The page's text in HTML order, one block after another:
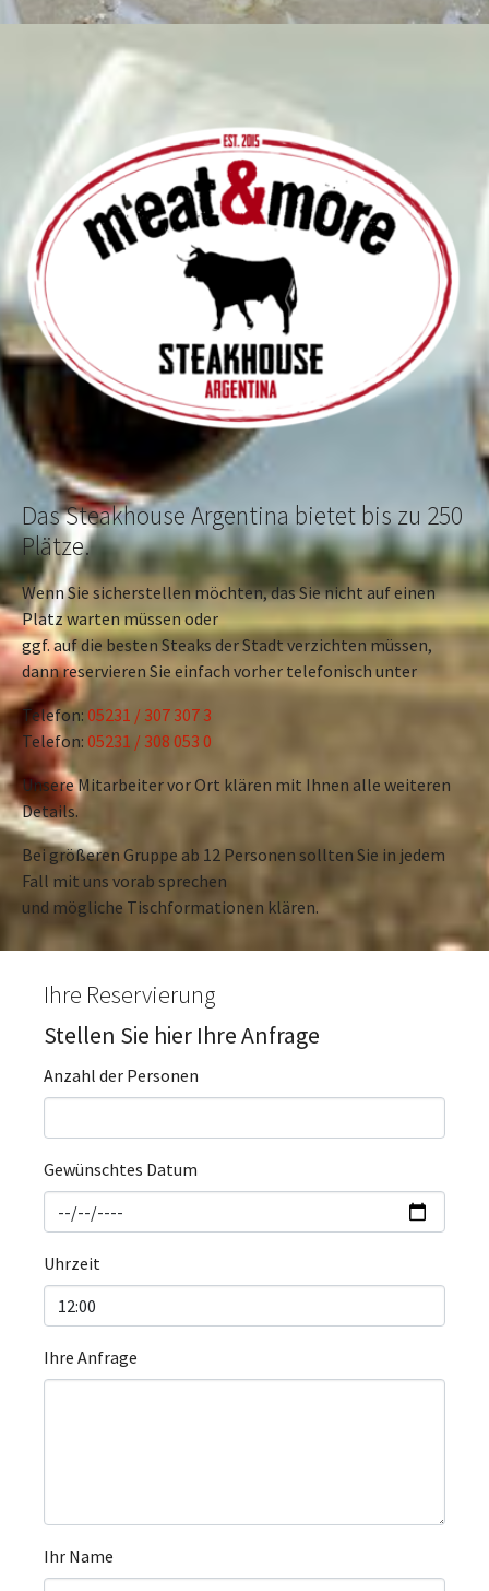
Das Steakhouse Argentina bietet bis zu 250
Plätze.
Wenn Sie sicherstellen möchten, das Sie nicht auf einen
Platz warten müssen oder
ggf. auf die besten Steaks der Stadt verzichten müssen,
dann reservieren Sie einfach vorher telefonisch unter
Telefon: 05231 / 307 307 3
Telefon: 05231 / 308 053 0
Unsere Mitarbeiter vor Ort klären mit Ihnen alle weiteren
Details.
Bei größeren Gruppe ab 12 Personen sollten Sie in jedem
Fall mit uns vorab sprechen
und mögliche Tischformationen klären.
Ihre Reservierung
Stellen Sie hier Ihre Anfrage
Anzahl der Personen
Gewünschtes Datum
Uhrzeit
Ihre Anfrage
Ihr Name